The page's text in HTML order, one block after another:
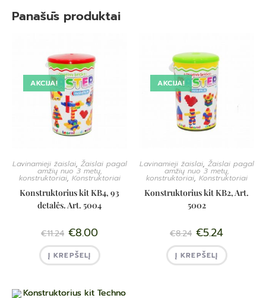
Panašūs produktai
AKCIJA!
Lavinamieji žaislai, Žaislai pagal
amžių nuo 3 metų,
konstruktoriai, Konstruktoriai
Konstruktorius kit KB4, 93
detalės. Art. 5004
€11.24 €8.00
Į KREPŠELĮ
AKCIJA!
Lavinamieji žaislai, Žaislai pagal
amžių nuo 3 metų,
konstruktoriai, Konstruktoriai
Konstruktorius kit KB2, Art.
5002
€8.24 €5.24
Į KREPŠELĮ